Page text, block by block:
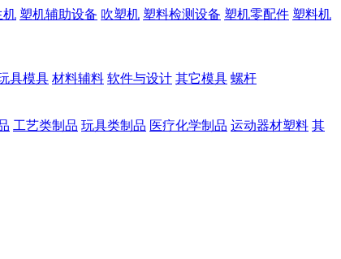
机 塑机辅助设备 吹塑机 塑料检测设备 塑机零配件 塑料机
具模具 材料辅料 软件与设计 其它模具 螺杆
工艺类制品 玩具类制品 医疗化学制品 运动器材塑料 其